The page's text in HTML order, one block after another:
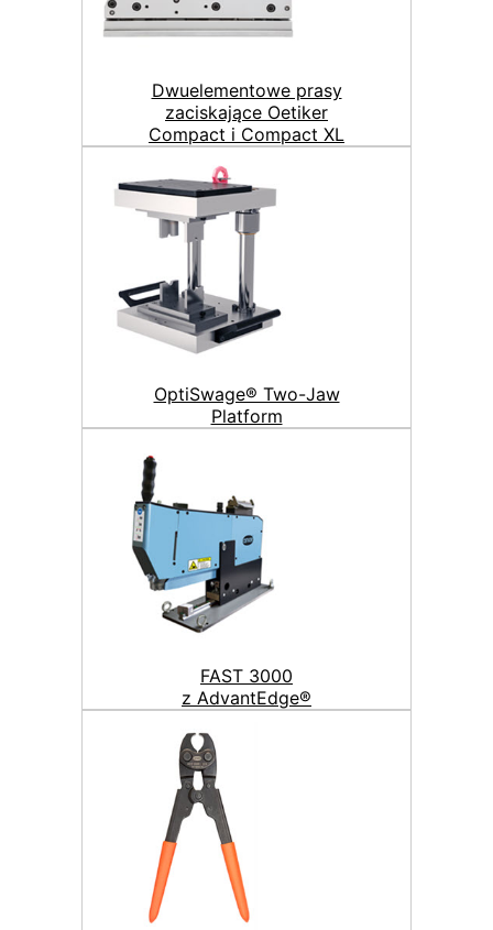
Dwuelementowe prasy
zaciskające Oetiker
Compact i Compact XL
OptiSwage® Two-Jaw
Platform
FAST 3000
z AdvantEdge®